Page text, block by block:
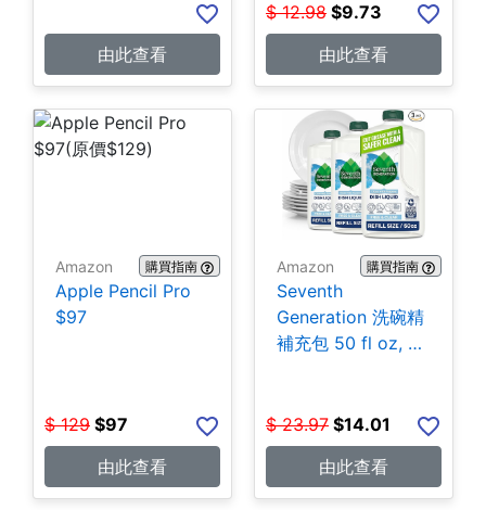
由此查看
$ 12.98 $9.73
由此查看
Amazon 購買指南
Apple Pencil Pro
$97
$ 129 $97
由此查看
Amazon 購買指南
Seventh
Generation 洗碗精
補充包 50 fl oz, 3
$ 23.97 $14.01
由此查看